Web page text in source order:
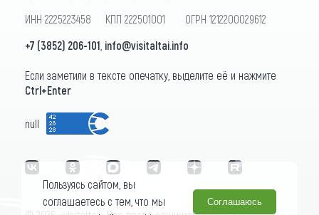
ИНН 2225223458 КПП 222501001 ОГРН 1212200029612
+7 (3852) 206-101 info@visitaltai.info
Если заметили в тексте опечатку, выделите её и нажмите
Ctrl+Enter
null
Пользуясь сайтом, вы
соглашаетесь с тем, что мы
Соглашаюсь